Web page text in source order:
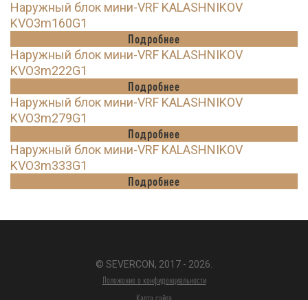
Наружный блок мини-VRF KALASHNIKOV
KVO3m160G1
Подробнее
Наружный блок мини-VRF KALASHNIKOV
KVO3m222G1
Подробнее
Наружный блок мини-VRF KALASHNIKOV
KVO3m279G1
Подробнее
Наружный блок мини-VRF KALASHNIKOV
KVO3m333G1
Подробнее
© SEVERCON, 2017 - 2026.
Положение о конфиденциальности